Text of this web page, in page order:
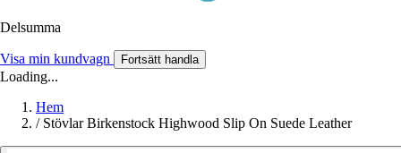
Delsumma
Visa min kundvagn Fortsätt handla
Loading...
Hem
/ Stövlar Birkenstock Highwood Slip On Suede Leather